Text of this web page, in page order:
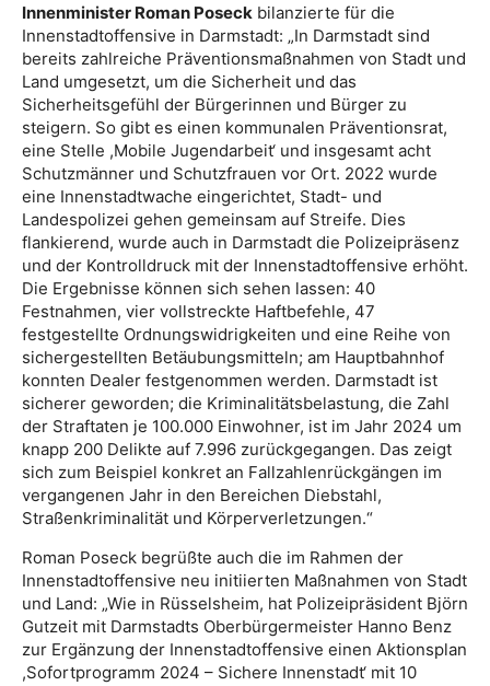
Innenminister Roman Poseck bilanzierte für die
Innenstadtoffensive in Darmstadt: „In Darmstadt sind
bereits zahlreiche Präventionsmaßnahmen von Stadt und
Land umgesetzt, um die Sicherheit und das
Sicherheitsgefühl der Bürgerinnen und Bürger zu
steigern. So gibt es einen kommunalen Präventionsrat,
eine Stelle ,Mobile Jugendarbeit‘ und insgesamt acht
Schutzmänner und Schutzfrauen vor Ort. 2022 wurde
eine Innenstadtwache eingerichtet, Stadt- und
Landespolizei gehen gemeinsam auf Streife. Dies
flankierend, wurde auch in Darmstadt die Polizeipräsenz
und der Kontrolldruck mit der Innenstadtoffensive erhöht.
Die Ergebnisse können sich sehen lassen: 40
Festnahmen, vier vollstreckte Haftbefehle, 47
festgestellte Ordnungswidrigkeiten und eine Reihe von
sichergestellten Betäubungsmitteln; am Hauptbahnhof
konnten Dealer festgenommen werden. Darmstadt ist
sicherer geworden; die Kriminalitätsbelastung, die Zahl
der Straftaten je 100.000 Einwohner, ist im Jahr 2024 um
knapp 200 Delikte auf 7.996 zurückgegangen. Das zeigt
sich zum Beispiel konkret an Fallzahlenrückgängen im
vergangenen Jahr in den Bereichen Diebstahl,
Straßenkriminalität und Körperverletzungen.“
Roman Poseck begrüßte auch die im Rahmen der
Innenstadtoffensive neu initiierten Maßnahmen von Stadt
und Land: „Wie in Rüsselsheim, hat Polizeipräsident Björn
Gutzeit mit Darmstadts Oberbürgermeister Hanno Benz
zur Ergänzung der Innenstadtoffensive einen Aktionsplan
,Sofortprogramm 2024 – Sichere Innenstadt‘ mit 10